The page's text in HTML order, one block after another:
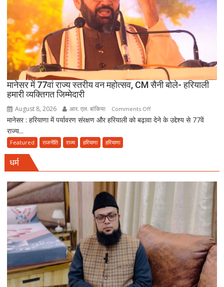
के
लिए
हरकी
रवाना
हुई
दूसरी
यात्रा
मानेसर में 77वां राज्य स्तरीय वन महोत्सव, CM सैनी बोले- हरियाली
हमारी व्यक्तिगत जिम्मेदारी
August 8, 2026 आर. एल. बांकिया Comments Offon
मानेसर
महोत्सव,
बोले-
हरियाली
हमारी
व्यक्तिगत
जिम्मेदारी
मानेसर : हरियाणा में पर्यावरण संरक्षण और हरियाली को बढ़ावा देने के उद्देश्य से 77वें
राज्य...
Featured राजनीति राज्य हरियाणा हरियाणा
धर्म